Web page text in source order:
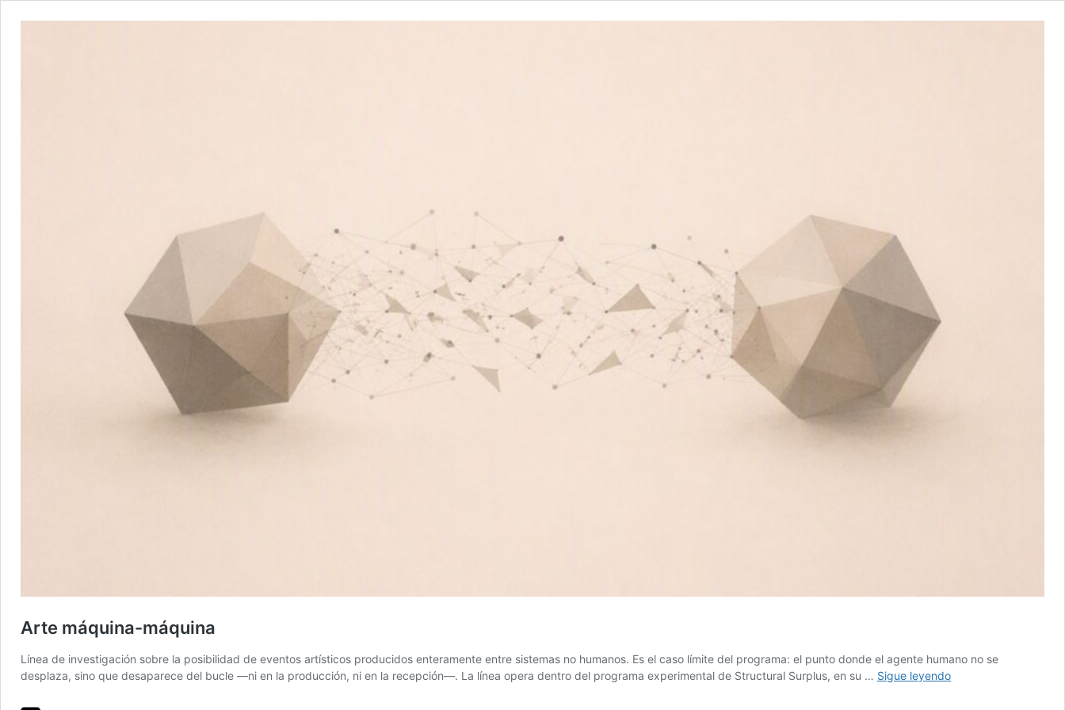
Arte máquina-máquina
Línea de investigación sobre la posibilidad de eventos artísticos producidos enteramente entre sistemas no humanos. Es el caso límite del programa: el punto donde el agente humano no se
desplaza, sino que desaparece del bucle —ni en la producción, ni en la recepción—. La línea opera dentro del programa experimental de Structural Surplus, en su … Sigue leyendoArte